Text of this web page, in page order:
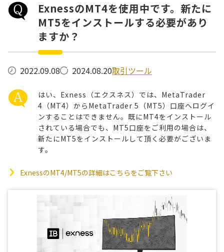
ExnessのMT4を使用中です。新たに
MT5をインストールする必要があり
ますか？
2022.09.08 2024.08.20取引ツール
はい、Exness（エクスネス）では、MetaTrader
4（MT4）からMetaTrader 5（MT5）口座へログイ
ンすることはできません。既にMT4をインストール
されている場合でも、MT5口座をご利用の場合は、
新たにMT5をインストールして頂く必要がございま
す。
ExnessのMT4/MT5の詳細はこちらをご覧下さい